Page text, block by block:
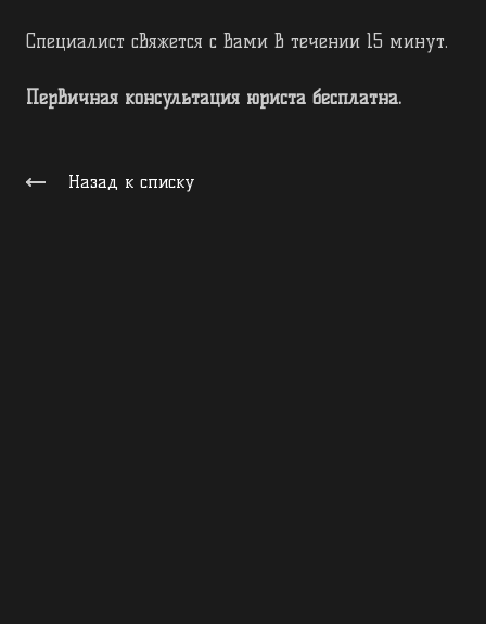
Специалист свяжется с Вами в течении 15 минут.
Первичная консультация юриста бесплатна.
Назад к списку